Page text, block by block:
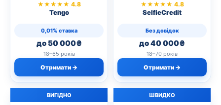
★★★★★ 4.8
Tengo
0,01% ставка
до 50 000₴
18–65 років
Отримати →
★★★★★ 4.8
SelfieCredit
Без довідок
до 40 000₴
18–70 років
Отримати →
ВИГІДНО ШВИДКО